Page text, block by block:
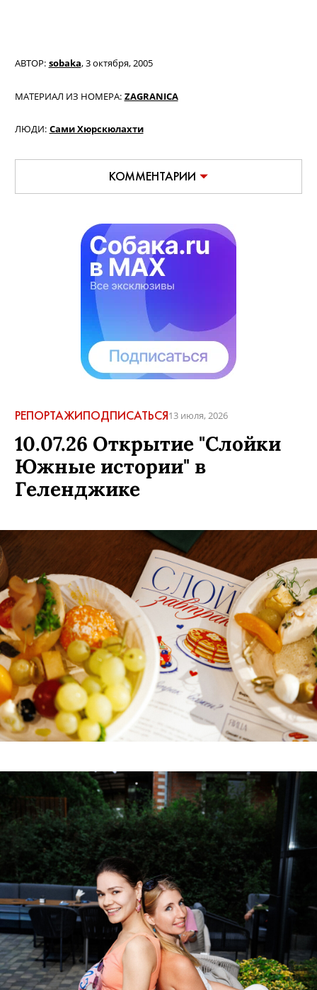
АВТОР: sobaka,3 октября, 2005
МАТЕРИАЛ ИЗ НОМЕРА: ZAGRANICA
ЛЮДИ: Сами Хюрскюлахти
КОММЕНТАРИИ
РЕПОРТАЖИПОДПИСАТЬСЯ13 июля, 2026
10.07.26 Открытие "Слойки
Южные истории" в
Геленджике